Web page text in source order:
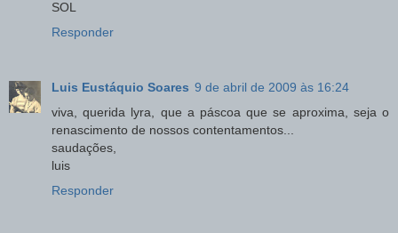
SOL
Responder
Luis Eustáquio Soares 9 de abril de 2009 às 16:24
viva, querida lyra, que a páscoa que se aproxima, seja o
renascimento de nossos contentamentos...
saudações,
luis
Responder